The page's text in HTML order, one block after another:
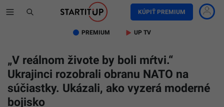
KÚPIŤ PREMIUM
PREMIUM UP TV
„V reálnom živote by boli mŕtvi.“
Ukrajinci rozobrali obranu NATO na
súčiastky. Ukázali, ako vyzerá moderné
bojisko